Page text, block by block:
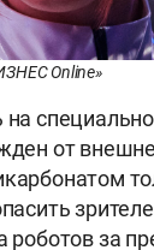
Online»
от
роботов за